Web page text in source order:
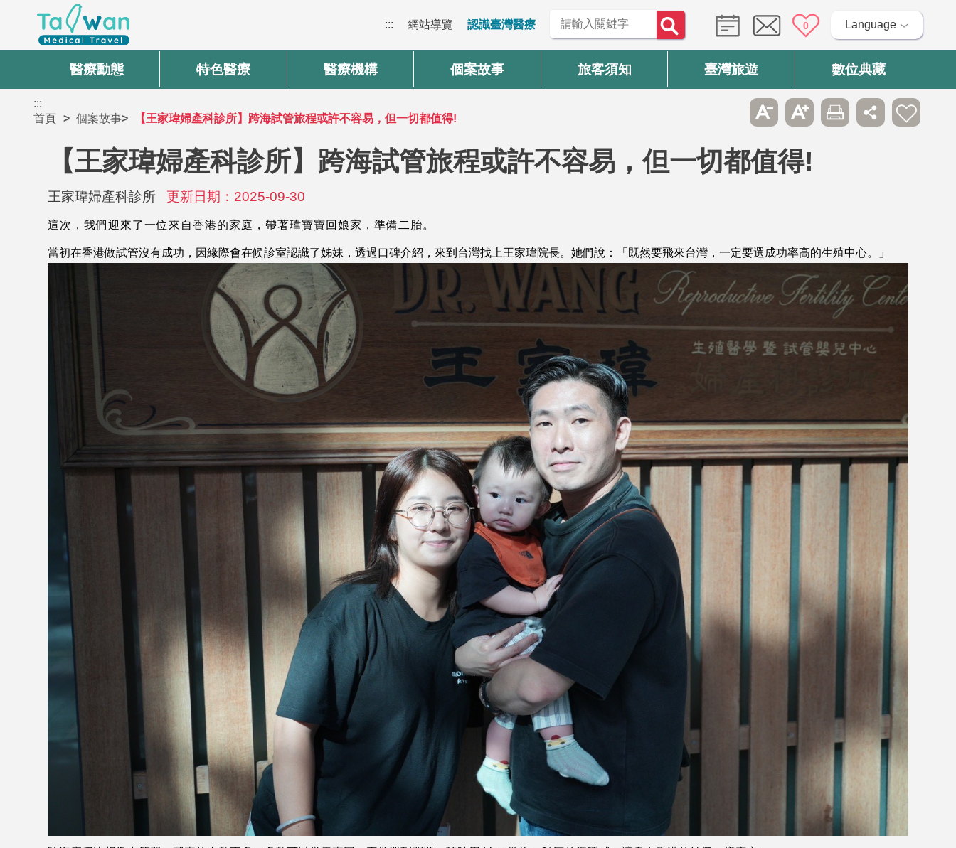
::: 網站導覽 認識臺灣醫療 0 Language
醫療動態 特色醫療 醫療機構 個案故事 旅客須知 臺灣旅遊 數位典藏
:::
首頁
個案故事 【王家瑋婦產科診所】跨海試管旅程或許不容易，但一切都值得!
【王家瑋婦產科診所】跨海試管旅程或許不容易，但一切都值得!
王家瑋婦產科診所 更新日期：2025-09-30
這次，我們迎來了一位來自香港的家庭，帶著瑋寶寶回娘家，準備二胎。
當初在香港做試管沒有成功，因緣際會在候診室認識了姊妹，透過口碑介紹，來到台灣找上王家瑋院長。她們說：「既然要飛來台灣，一定要選成功率高的生殖中心。」